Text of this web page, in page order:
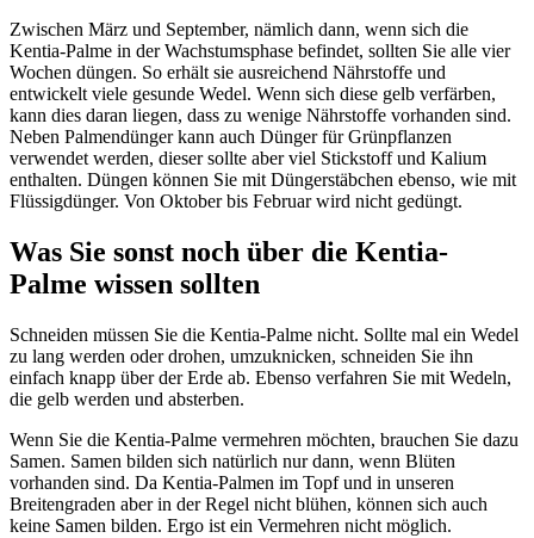
Zwischen März und September, nämlich dann, wenn sich die
Kentia-Palme in der Wachstumsphase befindet, sollten Sie alle vier
Wochen düngen. So erhält sie ausreichend Nährstoffe und
entwickelt viele gesunde Wedel. Wenn sich diese gelb verfärben,
kann dies daran liegen, dass zu wenige Nährstoffe vorhanden sind.
Neben Palmendünger kann auch Dünger für Grünpflanzen
verwendet werden, dieser sollte aber viel Stickstoff und Kalium
enthalten. Düngen können Sie mit Düngerstäbchen ebenso, wie mit
Flüssigdünger. Von Oktober bis Februar wird nicht gedüngt.
Was Sie sonst noch über die Kentia-
Palme wissen sollten
Schneiden müssen Sie die Kentia-Palme nicht. Sollte mal ein Wedel
zu lang werden oder drohen, umzuknicken, schneiden Sie ihn
einfach knapp über der Erde ab. Ebenso verfahren Sie mit Wedeln,
die gelb werden und absterben.
Wenn Sie die Kentia-Palme vermehren möchten, brauchen Sie dazu
Samen. Samen bilden sich natürlich nur dann, wenn Blüten
vorhanden sind. Da Kentia-Palmen im Topf und in unseren
Breitengraden aber in der Regel nicht blühen, können sich auch
keine Samen bilden. Ergo ist ein Vermehren nicht möglich.